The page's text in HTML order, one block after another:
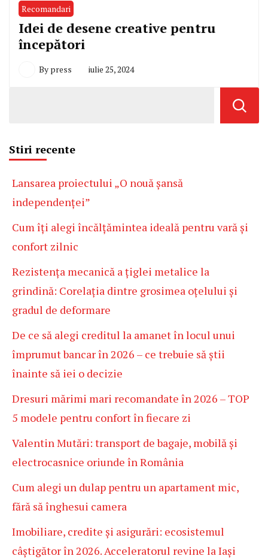
Recomandari
Idei de desene creative pentru
începători
By press iulie 25, 2024
Stiri recente
Lansarea proiectului „O nouă șansă
independenței”
Cum îți alegi încălțămintea ideală pentru vară și
confort zilnic
Rezistența mecanică a țiglei metalice la
grindină: Corelația dintre grosimea oțelului și
gradul de deformare
De ce să alegi creditul la amanet în locul unui
împrumut bancar în 2026 – ce trebuie să știi
înainte să iei o decizie
Dresuri mărimi mari recomandate în 2026 – TOP
5 modele pentru confort în fiecare zi
Valentin Mutări: transport de bagaje, mobilă și
electrocasnice oriunde în România
Cum alegi un dulap pentru un apartament mic,
fără să înghesui camera
Imobiliare, credite și asigurări: ecosistemul
câștigător în 2026. Acceleratorul revine la Iași